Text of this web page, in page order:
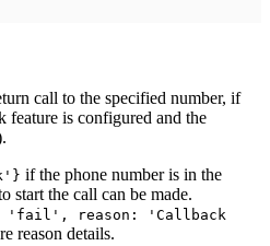
call to the specified number, if
feature is configured and the
if the phone number is in the
start the call can be made.
'fail', reason: 'Callback
reason details.